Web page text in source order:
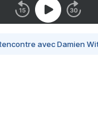
avec Damien